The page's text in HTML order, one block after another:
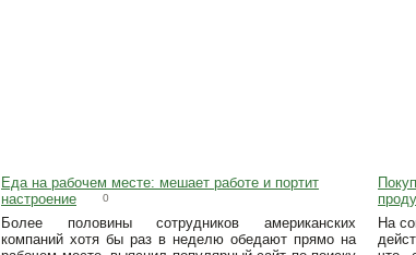
Еда на рабочем месте: мешает работе и портит
настроение
0
Более половины сотрудников американских
компаний хотя бы раз в неделю обедают прямо на
На